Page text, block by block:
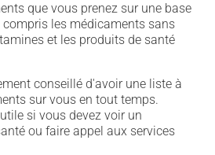
que vous prenez sur une base
compris les médicaments sans
et les produits de santé
conseillé d'avoir une liste à
sur vous en tout temps.
si vous devez voir un
ou faire appel aux services